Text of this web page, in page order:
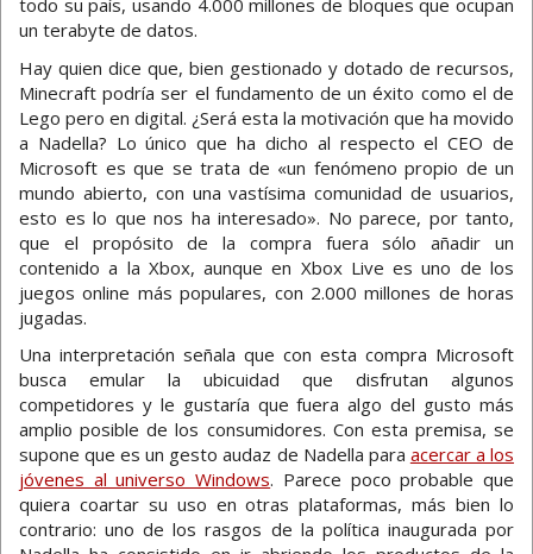
todo su país, usando 4.000 millones de bloques que ocupan
un terabyte de datos.
Hay quien dice que, bien gestionado y dotado de recursos,
Minecraft podría ser el fundamento de un éxito como el de
Lego pero en digital. ¿Será esta la motivación que ha movido
a Nadella? Lo único que ha dicho al respecto el CEO de
Microsoft es que se trata de «un fenómeno propio de un
mundo abierto, con una vastísima comunidad de usuarios,
esto es lo que nos ha interesado». No parece, por tanto,
que el propósito de la compra fuera sólo añadir un
contenido a la Xbox, aunque en Xbox Live es uno de los
juegos online más populares, con 2.000 millones de horas
jugadas.
Una interpretación señala que con esta compra Microsoft
busca emular la ubicuidad que disfrutan algunos
competidores y le gustaría que fuera algo del gusto más
amplio posible de los consumidores. Con esta premisa, se
supone que es un gesto audaz de Nadella para acercar a los
jóvenes al universo Windows. Parece poco probable que
quiera coartar su uso en otras plataformas, más bien lo
contrario: uno de los rasgos de la política inaugurada por